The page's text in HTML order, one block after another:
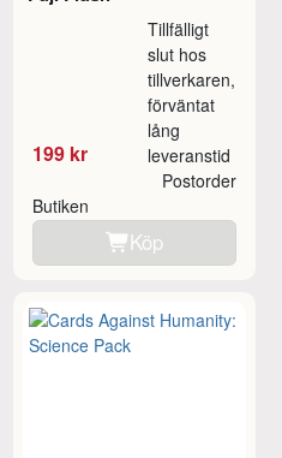
199 kr
Tillfälligt
slut hos
tillverkaren,
förväntat
lång
leveranstid
Butiken
Postorder
Köp